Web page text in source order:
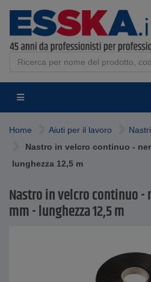
Home Aiuti per il lavoro
Nastro in velcro continuo -
lunghezza 12,5 m
Nastro in velcro continuo -
mm - lunghezza 12,5 m